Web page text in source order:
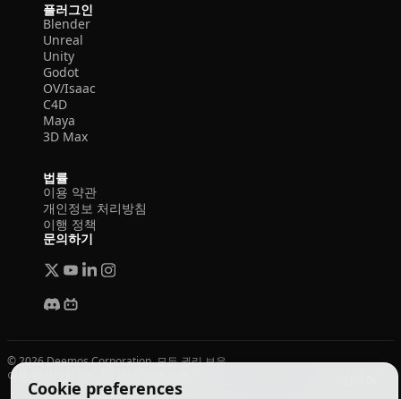
Cookie preferences
플러그인
Blender
Unreal
Unity
Godot
OV/Isaac
C4D
Maya
3D Max
법률
이용 약관
개인정보 처리방침
이행 정책
문의하기
© 2026 Deemos Corporation. 모든 권리 보유
이용 약관